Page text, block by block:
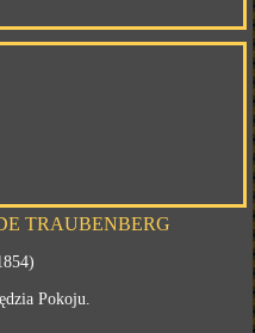
TRAUBENBERG
Pokoju.